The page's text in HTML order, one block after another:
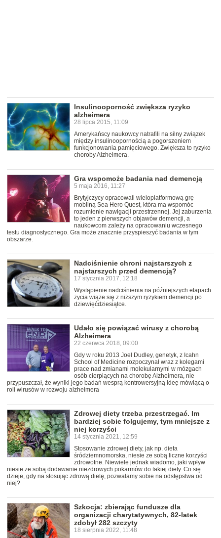
Insulinooporność zwiększa ryzyko
alzheimera
28 lipca 2015, 11:09
Amerykańscy naukowcy natrafili na silny związek
między insulinoopornością a pogorszeniem
funkcjonowania pamięciowego. Zwiększa to ryzyko
choroby Alzheimera.
Gra wspomoże badania nad demencją
5 maja 2016, 11:27
Brytyjczycy opracowali wieloplatformową grę
mobilną Sea Hero Quest, która ma wspomóc
rozumienie nawigacji przestrzennej. Jej zaburzenia
to jeden z pierwszych objawów demencji, a
naukowcom zależy na opracowaniu wczesnego
testu diagnostycznego. Gra może znacznie przyspieszyć badania w tym
obszarze.
Nadciśnienie chroni najstarszych z
najstarszych przed demencją?
17 stycznia 2017, 12:18
Wystąpienie nadciśnienia na późniejszych etapach
życia wiąże się z niższym ryzykiem demencji po
dziewięćdziesiątce.
Udało się powiązać wirusy z chorobą
Alzheimera
22 czerwca 2018, 09:00
Gdy w roku 2013 Joel Dudley, genetyk, z Icahn
School of Medicine rozpoczynał wraz z kolegami
prace nad zmianami molekularnymi w mózgach
osób cierpiących na chorobę Alzheimera, nie
przypuszczał, że wyniki jego badań wesprą kontrowersyjną ideę mówiącą o
roli wirusów w rozwoju alzheimera
Zdrowej diety trzeba przestrzegać. Im
bardziej sobie folgujemy, tym mniejsze z
niej korzyści
14 stycznia 2021, 12:59
Stosowanie zdrowej diety, jak np. dieta
śródziemnomorska, niesie ze sobą liczne korzyści
zdrowotne. Niewiele jednak wiadomo, jaki wpływ
niesie ze sobą dodawanie niezdrowych pokarmów do takiej diety. Co się
dzieje, gdy na stosując zdrową dietę, pozwalamy sobie na odstępstwa od
niej?
Szkocja: zbierając fundusze dla
organizacji charytatywnych, 82-latek
zdobył 282 szczyty
18 sierpnia 2022, 11:48